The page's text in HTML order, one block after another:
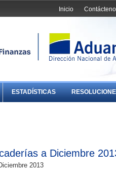
Inicio
ESTADÍSTICAS
a Diciembre
2013